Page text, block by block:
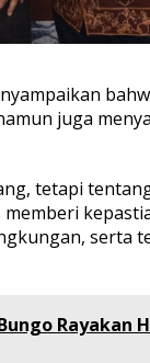
juga
tetapi
serta
Rayakan